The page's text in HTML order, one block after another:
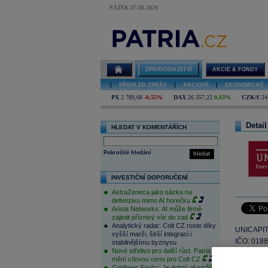
PÁTEK 07.08.2026
ZPRAVODAJSTVÍ AKCIE & FONDY
PŘEHLED ZPRÁV AKCIOVÉ EKONOMICKÉ
PX 2 789,68 -0,55% DAX 26 357,22 0,83% CZK/€
HLEDAT V KOMENTÁŘÍCH
hledat
Pokročilé hledání
INVESTIČNÍ DOPORUČENÍ
AstraZeneca jako sázka na
defenzivu mimo AI horečku
Arista Networks: AI může firmě
zajistit příznivý vítr do zad
Analytický radar: Colt CZ roste díky
vyšší marži, širší integraci i
stabilnějšímu byznysu
Nové střelivo pro další růst. Patria
mění cílovou cenu pro Colt CZ
IČO: